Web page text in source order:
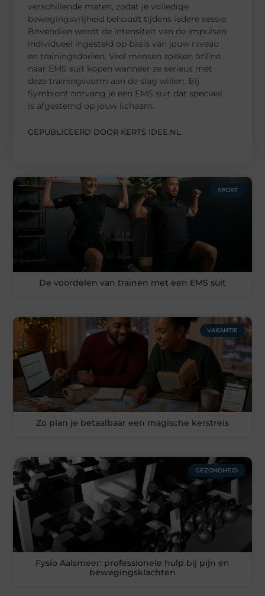
verschillende maten, zodat je volledige
bewegingsvrijheid behoudt tijdens iedere sessie.
Bovendien wordt de intensiteit van de impulsen
individueel ingesteld op basis van jouw niveau
en trainingsdoelen. Veel mensen zoeken online
naar EMS suit kopen wanneer ze serieus met
deze trainingsvorm aan de slag willen. Bij
Symbiont ontvang je een EMS suit dat speciaal
is afgestemd op jouw lichaam.
GEPUBLICEERD DOOR KERTS IDEE.NL
SPORT
De voordelen van trainen met een EMS suit
VAKANTIE
Zo plan je betaalbaar een magische kerstreis
GEZONDHEID
Fysio Aalsmeer: professionele hulp bij pijn en
bewegingsklachten